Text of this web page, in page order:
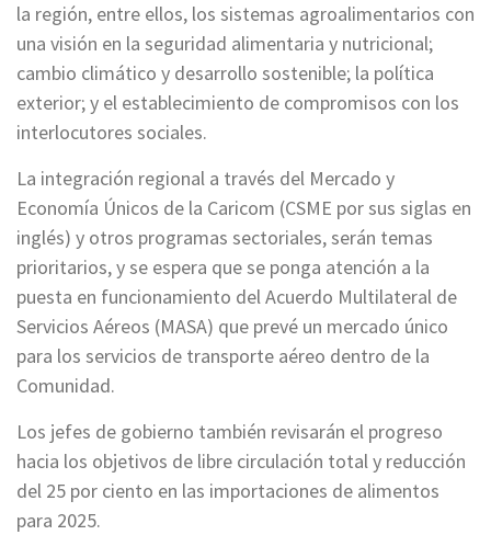
la región, entre ellos, los sistemas agroalimentarios con
una visión en la seguridad alimentaria y nutricional;
cambio climático y desarrollo sostenible; la política
exterior; y el establecimiento de compromisos con los
interlocutores sociales.
La integración regional a través del Mercado y
Economía Únicos de la Caricom (CSME por sus siglas en
inglés) y otros programas sectoriales, serán temas
prioritarios, y se espera que se ponga atención a la
puesta en funcionamiento del Acuerdo Multilateral de
Servicios Aéreos (MASA) que prevé un mercado único
para los servicios de transporte aéreo dentro de la
Comunidad.
Los jefes de gobierno también revisarán el progreso
hacia los objetivos de libre circulación total y reducción
del 25 por ciento en las importaciones de alimentos
para 2025.